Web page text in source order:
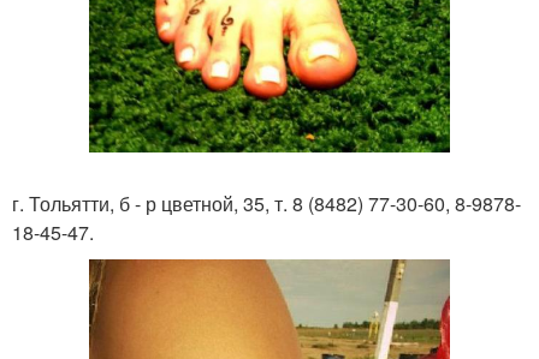
г. Тольятти, б - р цветной, 35, т. 8 (8482) 77-30-60, 8-9878-
18-45-47.